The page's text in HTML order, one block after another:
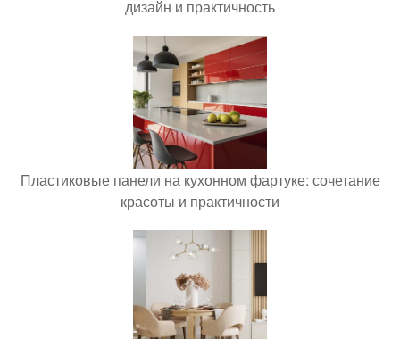
дизайн и практичность
Пластиковые панели на кухонном фартуке: сочетание
красоты и практичности